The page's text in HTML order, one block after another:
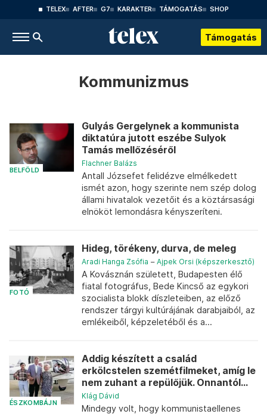
TELEX AFTER G7 KARAKTER TÁMOGATÁS SHOP
Támogatás
Kommunizmus
BELFÖLD
Gulyás Gergelynek a kommunista
diktatúra jutott eszébe Sulyok
Tamás mellőzéséről
Flachner Balázs
Antall Józsefet felidézve elmélkedett
ismét azon, hogy szerinte nem szép dolog
állami hivatalok vezetőit és a köztársasági
elnököt lemondásra kényszeríteni.
FOTÓ
Hideg, törékeny, durva, de meleg
Aradi Hanga Zsófia – Ajpek Orsi (képszerkesztő)
A Kovásznán született, Budapesten élő
fiatal fotográfus, Bede Kincső az egykori
szocialista blokk díszleteiben, az előző
rendszer tárgyi kultúrájának darabjaiból, az
emlékeiből, képzeletéből és a...
ÉSZKOMBÁJN
Addig készített a család
erkölcstelen szemétfilmeket, amíg le
nem zuhant a repülőjük. Onnantól...
Klág Dávid
Mindegy volt, hogy kommunistaellenes